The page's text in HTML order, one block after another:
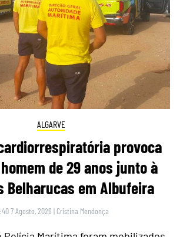
ALGARVE
provoca
de 29 anos junto à
Belharucas em Albufeira
7 Agosto, 2026 | Cristina Mendonça